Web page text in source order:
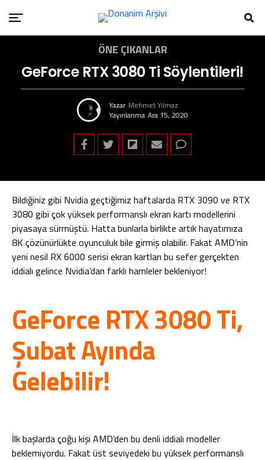
ÖNE ÇIKANLAR
GeForce RTX 3080 Ti Söylentileri!
Yazar Mehmet Yılmaz
Yayınlanma Ara 15, 2020
Bildiğiniz gibi Nvidia geçtiğimiz haftalarda RTX 3090 ve RTX
3080 gibi çok yüksek performanslı ekran kartı modellerini
piyasaya sürmüştü. Hatta bunlarla birlikte artık hayatımıza
8K çözünürlükte oyunculuk bile girmiş olabilir. Fakat AMD’nin
yeni nesil RX 6000 serisi ekran kartları bu sefer gerçekten
iddialı gelince Nvidia’dan farklı hamleler bekleniyor!
GeForce RTX 3080 Ti,
Şubat Ayında
Gelebilir!
İlk başlarda çoğu kişi AMD’den bu denli iddialı modeller
beklemiyordu. Fakat üst seviyedeki bu yüksek performanslı